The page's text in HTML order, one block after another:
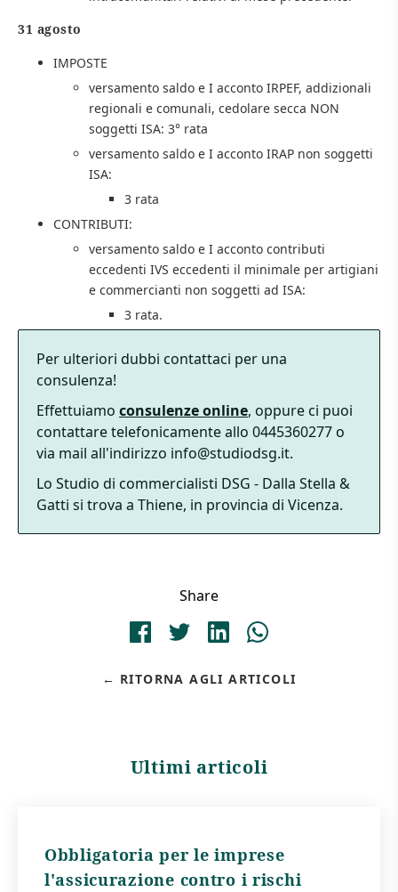
31 agosto
IMPOSTE
versamento saldo e I acconto IRPEF, addizionali
regionali e comunali, cedolare secca NON
soggetti ISA: 3° rata
versamento saldo e I acconto IRAP non soggetti
ISA:
3 rata
CONTRIBUTI:
versamento saldo e I acconto contributi
eccedenti IVS eccedenti il minimale per artigiani
e commercianti non soggetti ad ISA:
3 rata.
Per ulteriori dubbi contattaci per una
consulenza!
Effettuiamo consulenze online, oppure ci puoi
contattare telefonicamente allo 0445360277 o
via mail all'indirizzo info@studiodsg.it.
Lo Studio di commercialisti DSG - Dalla Stella &
Gatti si trova a Thiene, in provincia di Vicenza.
Share
RITORNA AGLI ARTICOLI
Ultimi articoli
Obbligatoria per le imprese
l'assicurazione contro i rischi